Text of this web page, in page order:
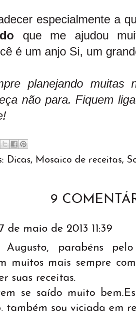
especialmente a
que me ajudou
é um anjo Si, um
planejando muitas
não para. Fiquem
Dicas, Mosaico de receitas,
9
de maio de 2013 11:39
parabéns
muitos mais sempre
suas receitas.
se saído muito
também sou viciada em